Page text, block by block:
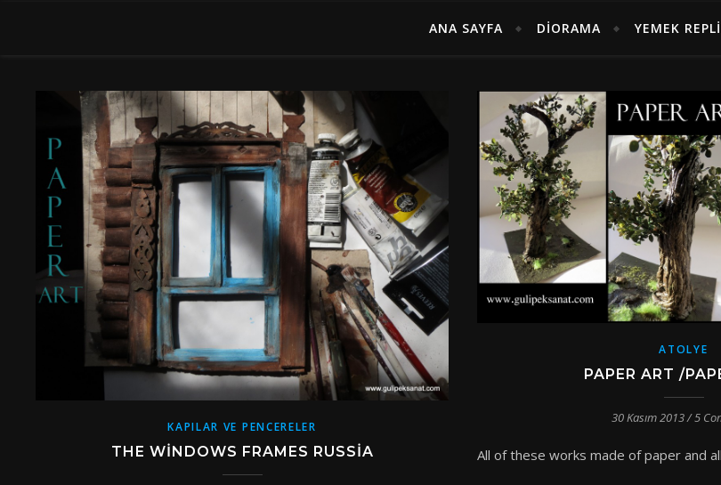
ANA SAYFA DIORAMA YEMEK
KAPILAR VE PENCERELER
THE WINDOWS FRAMES RUSSIA
ATOLYE
PAPER ART /
30 Kasım 2013/5
All of these works made of paper and